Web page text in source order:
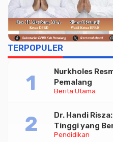
TERPOPULER
Berita Utama
Nurkholes
Pemalang
Pendidikan
Dr. Handi
Tinggi yang
Menuju